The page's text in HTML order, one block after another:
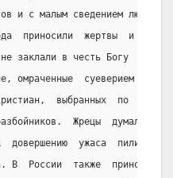
и с малым сведением людей в
приносили  жертвы  и
заклали в честь Богу
омраченные  суеверием
выбранных  по
Жрецы  думали,
довершению  ужаса  пили
В  России  также